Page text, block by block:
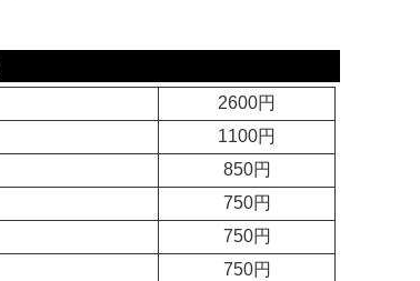
2600円
1100円
850円
750円
750円
750円